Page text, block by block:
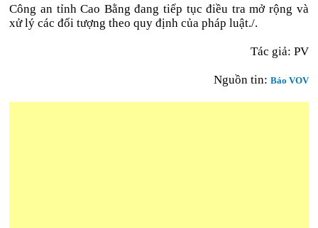
Công an tỉnh Cao Bằng đang tiếp tục điều tra mở rộng và
xử lý các đối tượng theo quy định của pháp luật./.
Tác giả: PV
Nguồn tin: Báo VOV